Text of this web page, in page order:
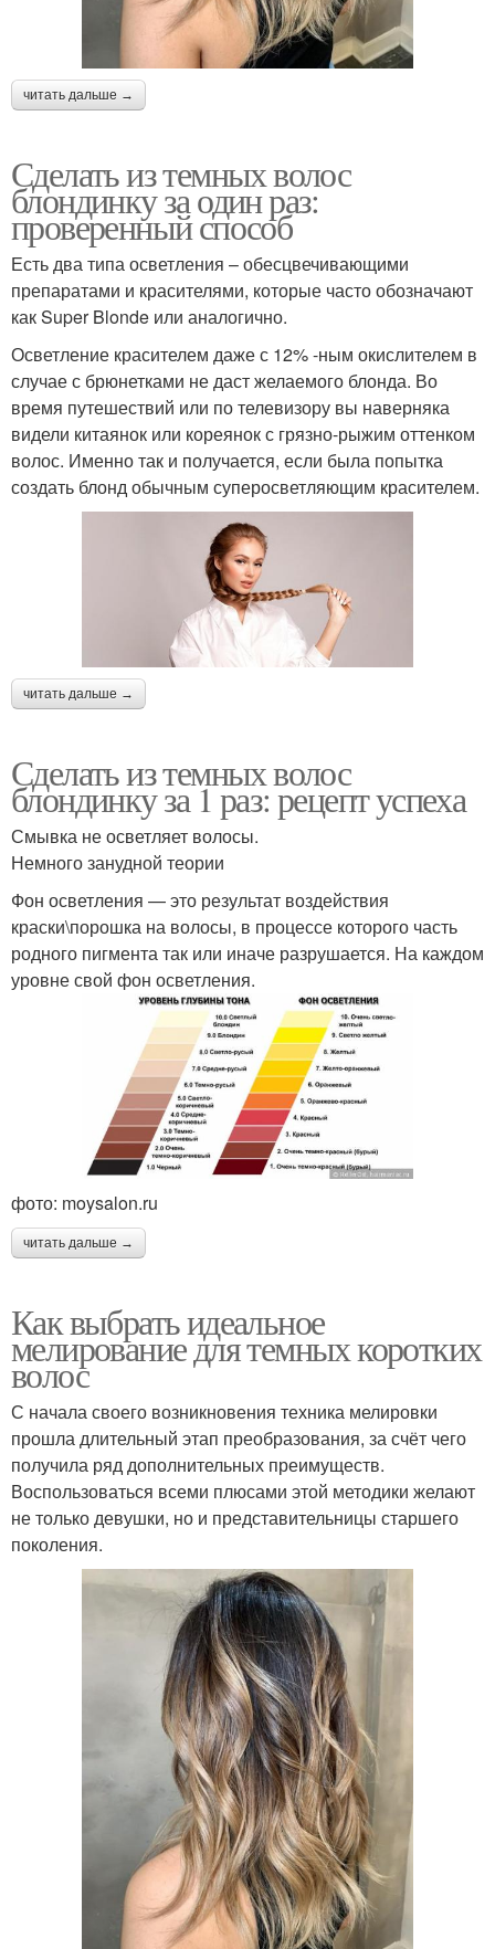
читать дальше →
Сделать из темных волос
блондинку за один раз:
проверенный способ
Есть два типа осветления – обесцвечивающими
препаратами и красителями, которые часто обозначают
как Super Blonde или аналогично.
Осветление красителем даже с 12% -ным окислителем в
случае с брюнетками не даст желаемого блонда. Во
время путешествий или по телевизору вы наверняка
видели китаянок или кореянок с грязно-рыжим оттенком
волос. Именно так и получается, если была попытка
создать блонд обычным суперосветляющим красителем.
читать дальше →
Сделать из темных волос
блондинку за 1 раз: рецепт успеха
Смывка не осветляет волосы.
Немного занудной теории
Фон осветления — это результат воздействия
краски\порошка на волосы, в процессе которого часть
родного пигмента так или иначе разрушается. На каждом
уровне свой фон осветления.
фото: moysalon.ru
читать дальше →
Как выбрать идеальное
мелирование для темных коротких
волос
С начала своего возникновения техника мелировки
прошла длительный этап преобразования, за счёт чего
получила ряд дополнительных преимуществ.
Воспользоваться всеми плюсами этой методики желают
не только девушки, но и представительницы старшего
поколения.